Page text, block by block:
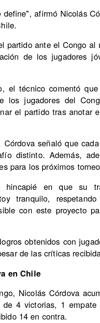
afirmó Nicolás
partido ante el Congo al
de los jugadores
el técnico comentó
los jugadores del
el partido tras anotar
señaló que
distinto. Además,
para los próximos
en que su
tranquilo,
con este proyecto
obtenidos con
de las críticas
en Chile
Nicolás Córdova
4 victorias, 1
14 en contra.